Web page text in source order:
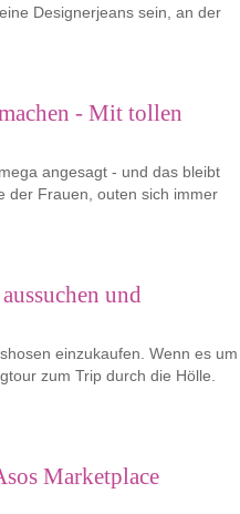
Designerjeans sein, an der
- Mit tollen
angesagt - und das bleibt
der Frauen, outen sich immer
und
einzukaufen. Wenn es um
zum Trip durch die Hölle.
Marketplace